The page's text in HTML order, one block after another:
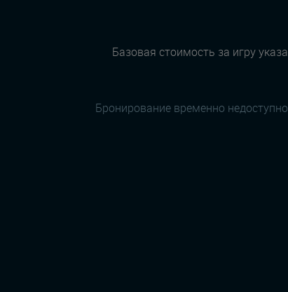
Базовая стоимость за игру
Бронирование временно